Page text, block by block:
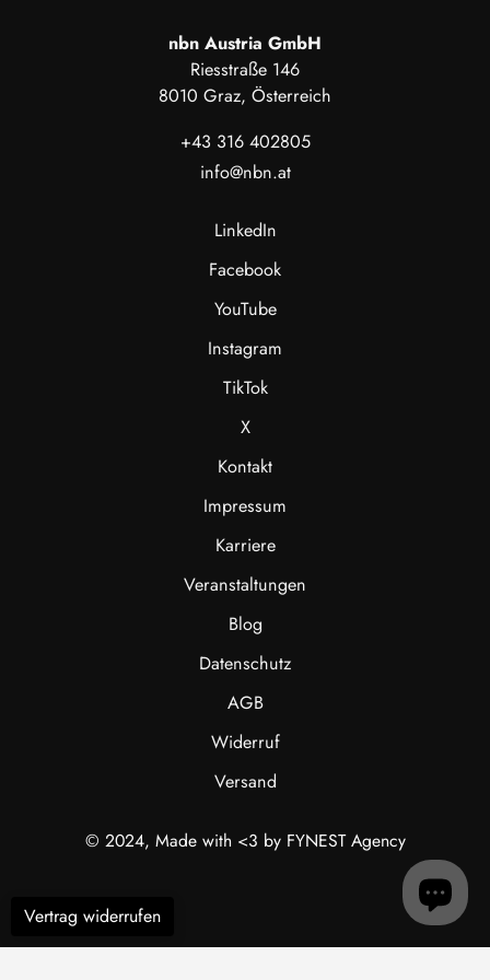
nbn Austria GmbH
Riesstraße 146
8010 Graz, Österreich
+43 316 402805
info@nbn.at
LinkedIn
Facebook
YouTube
Instagram
TikTok
X
Kontakt
Impressum
Karriere
Veranstaltungen
Blog
Datenschutz
AGB
Widerruf
Versand
© 2024, Made with <3 by FYNEST Agency
Vertrag widerrufen